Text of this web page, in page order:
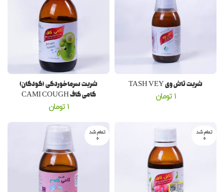
شربت تاش وی TASH VEY
1 تومان
شربت سرماخوردگی (کودکان)
کامی کاف CAMI COUGH
1 تومان
تمام شد
ه
تمام شد
ه